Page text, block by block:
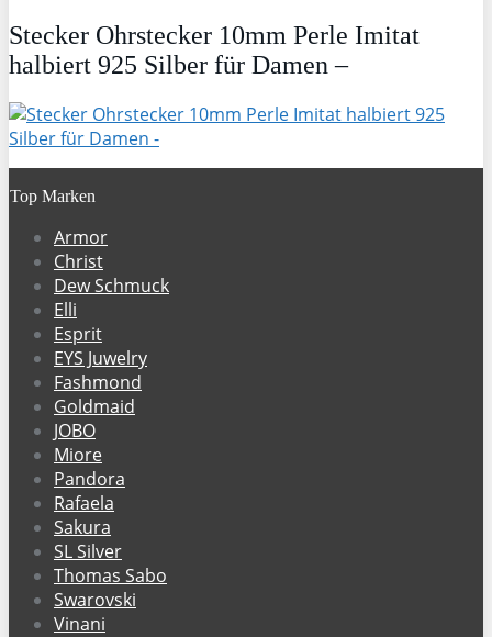
Stecker Ohrstecker 10mm Perle Imitat
halbiert 925 Silber für Damen –
Top Marken
Armor
Christ
Dew Schmuck
Elli
Esprit
EYS Juwelry
Fashmond
Goldmaid
JOBO
Miore
Pandora
Rafaela
Sakura
SL Silver
Thomas Sabo
Swarovski
Vinani